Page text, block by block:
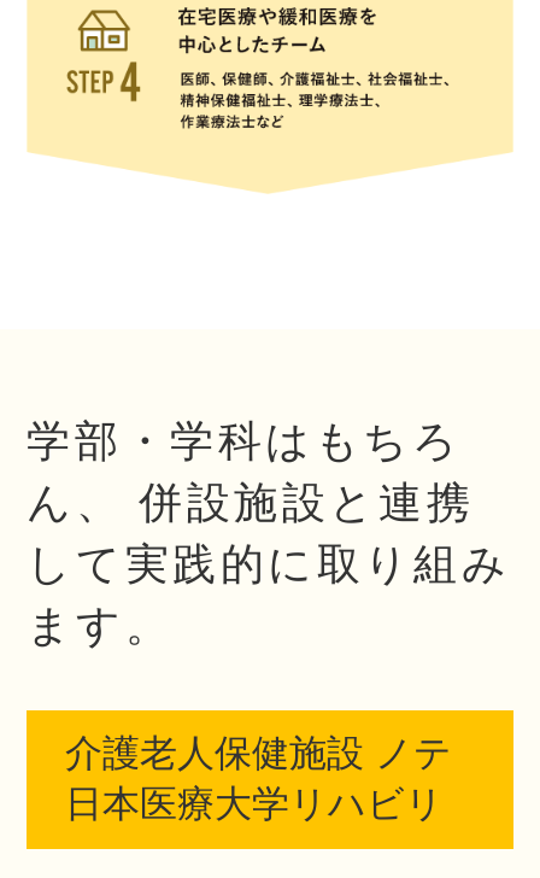
学部・学科はもちろ
ん、
併設施設と連携
して実践的に取り組み
ます。
介護老人保健施設 ノテ
日本医療大学リハビリ